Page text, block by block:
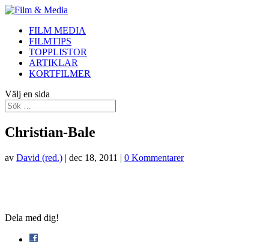
FILM MEDIA
FILMTIPS
TOPPLISTOR
ARTIKLAR
KORTFILMER
Välj en sida
Christian-Bale
av David (red.) | dec 18, 2011 | 0 Kommentarer
Dela med dig!